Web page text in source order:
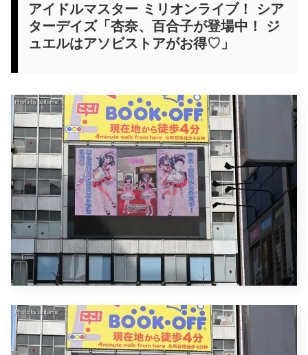
アイドルマスター ミリオンライブ！ シア
ターデイズ「杏奈、百合子が登場中！ ジ
ュエルはアソビストアがお得♡」